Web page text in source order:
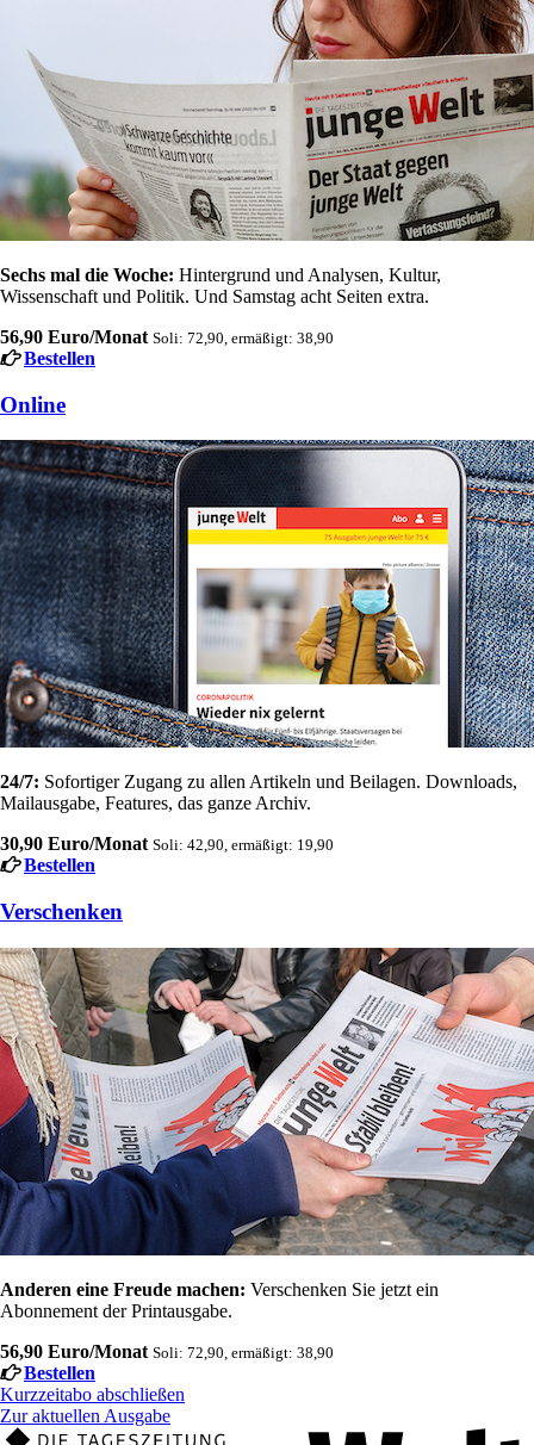
Sechs mal die Woche: Hintergrund und Analysen, Kultur,
Wissenschaft und Politik. Und Samstag acht Seiten extra.
56,90 Euro/Monat Soli: 72,90, ermäßigt: 38,90
Bestellen
Online
24/7: Sofortiger Zugang zu allen Artikeln und Beilagen. Downloads,
Mailausgabe, Features, das ganze Archiv.
30,90 Euro/Monat Soli: 42,90, ermäßigt: 19,90
Bestellen
Verschenken
Anderen eine Freude machen: Verschenken Sie jetzt ein
Abonnement der Printausgabe.
56,90 Euro/Monat Soli: 72,90, ermäßigt: 38,90
Bestellen
Kurzzeitabo abschließen
Zur aktuellen Ausgabe